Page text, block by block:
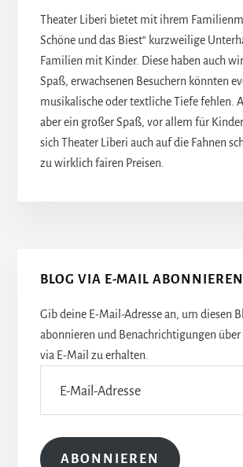
Theater Liberi bietet mit ihrem
Schöne und das Biest“ kurzweilige
Familien mit Kinder. Diese haben auch
Spaß, erwachsenen Besuchern könnten
musikalische oder textliche Tiefe fehlen.
aber ein großer Spaß, vor allem für
sich Theater Liberi auch auf die Fahnen
zu wirklich fairen Preisen.
Seitenspalte
BLOG VIA E-MAIL ABONNIEREN
Gib deine E-Mail-Adresse an, um diesen
abonnieren und Benachrichtigungen über
via E-Mail zu erhalten.
Mail-
Adresse
ABONNIEREN